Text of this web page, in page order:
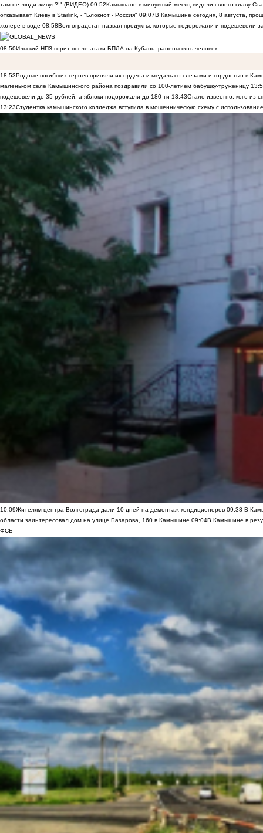
там не люди живут?!" (ВИДЕО) 09:52Камышане в минувший месяц видели своего главу
отказывает Киеву в Starlink, - "Блокнот - Россия" 09:07В Камышине сегодня, 8 августа,
холере в воде 08:58Волгоградстат назвал продукты, которые подорожали и подешевели
08:50Ильский НПЗ горит после атаки БПЛА на Кубань: ранены пять человек
18:53Родные погибших героев приняли их ордена и медаль со слезами и гордостью в
маленьком селе Камышинского района поздравили со 100-летием бабушку-труженицу
подешевели до 35 рублей, а яблоки подорожали до 180-ти 13:43Стало известно, кого из
13:23Студентка камышинского колледжа вступила в мошенническую схему с
10:09Жителям центра Волгограда дали 10 дней на демонтаж кондиционеров 09:38 В
области заинтересовал дом на улице Базарова, 160 в Камышине 09:04В Камышине в
ФСБ